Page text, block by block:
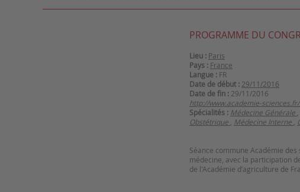
PROGRAMME DU
Lieu : Paris
Pays : France
Langue : FR
Date de début : 29/11/2016
Date de fin : 29/11/2016
http://www.academie-
Spécialités : Médecine Générale
Obstétrique
Médecine Interne
Séance commune Académie
médecine, avec la participation
de l'Académie d’agriculture de